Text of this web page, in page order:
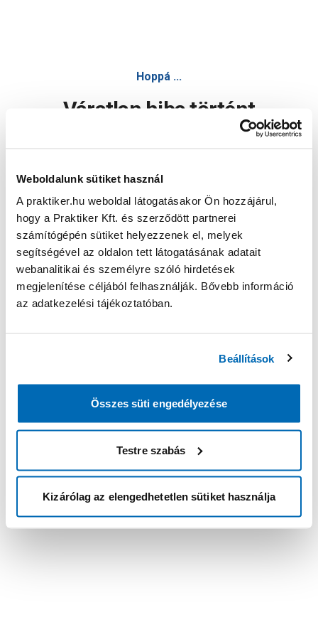
Weboldalunk sütiket használ
A praktiker.hu weboldal látogatásakor Ön hozzájárul,
hogy a Praktiker Kft. és szerződött partnerei
számítógépén sütiket helyezzenek el, melyek
segítségével az oldalon tett látogatásának adatait
webanalitikai és személyre szóló hirdetések
megjelenítése céljából felhasználják. Bővebb információ
az adatkezelési tájékoztatóban.
Beállítások
Összes süti engedélyezése
Testre szabás
Kizárólag az elengedhetetlen sütiket használja
Hoppá ...
Váratlan hiba történt
Oldal újratöltése